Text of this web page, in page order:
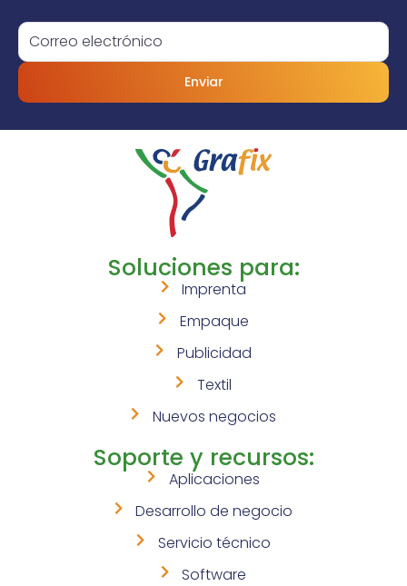
Enviar
Soluciones para:
Imprenta
Empaque
Publicidad
Textil
Nuevos negocios
Soporte y recursos:
Aplicaciones
Desarrollo de negocio
Servicio técnico
Software